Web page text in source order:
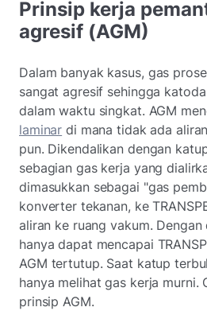
Prinsip kerja
agresif (AGM)
Dalam banyak kasus, gas
sangat agresif sehingga
dalam waktu singkat. AGM
laminar di mana tidak ada
pun. Dikendalikan dengan
sebagian gas kerja yang
dimasukkan sebagai "gas
konverter tekanan, ke
aliran ke ruang vakum.
hanya dapat mencapai
AGM tertutup. Saat katup
hanya melihat gas kerja murni.
prinsip AGM.